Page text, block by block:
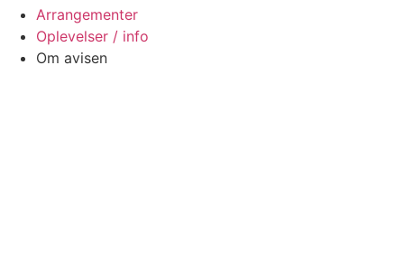
Arrangementer
Oplevelser / info
Om avisen